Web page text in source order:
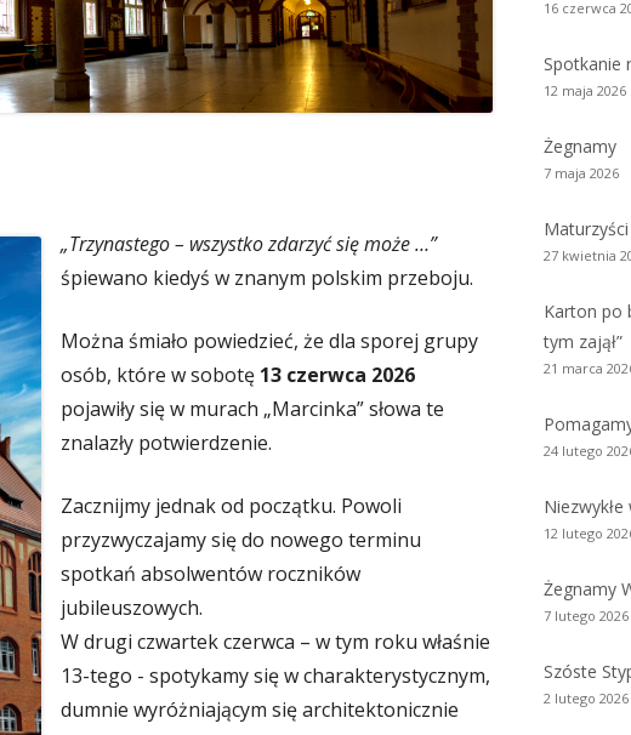
lecie matury S.A.
i wicedyrektorzy Szkoły
i wychowankowie
i pomordowani w latach 1939 –
Opracowania
Biblioteka absolwentów
Kalendarium 2010
Kalendarium 2008
Kalendarium 2005
Kalendarium 2004
Wydarzenia z lat 1993 – 2003
„Trzynastego – wszystko zdarzyć się może …”
śpiewano kiedyś w znanym polskim przeboju.
Można śmiało powiedzieć, że dla sporej grupy
osób, które w sobotę 13 czerwca 2026
pojawiły się w murach „Marcinka” słowa te
znalazły potwierdzenie.
Zacznijmy jednak od początku. Powoli
przyzwyczajamy się do nowego terminu
spotkań absolwentów roczników
jubileuszowych.
W drugi czwartek czerwca – w tym roku właśnie
13-tego - spotykamy się w charakterystycznym,
dumnie wyróżniającym się architektonicznie
16 czerwca
Spotkanie
12 maja 2026
Żegnamy
7 maja 2026
27 kwietnia
Karton po
tym zajął”
21 marca
24 lutego
12 lutego
Żegnamy
7 lutego 2026
Szóste
2 lutego 2026